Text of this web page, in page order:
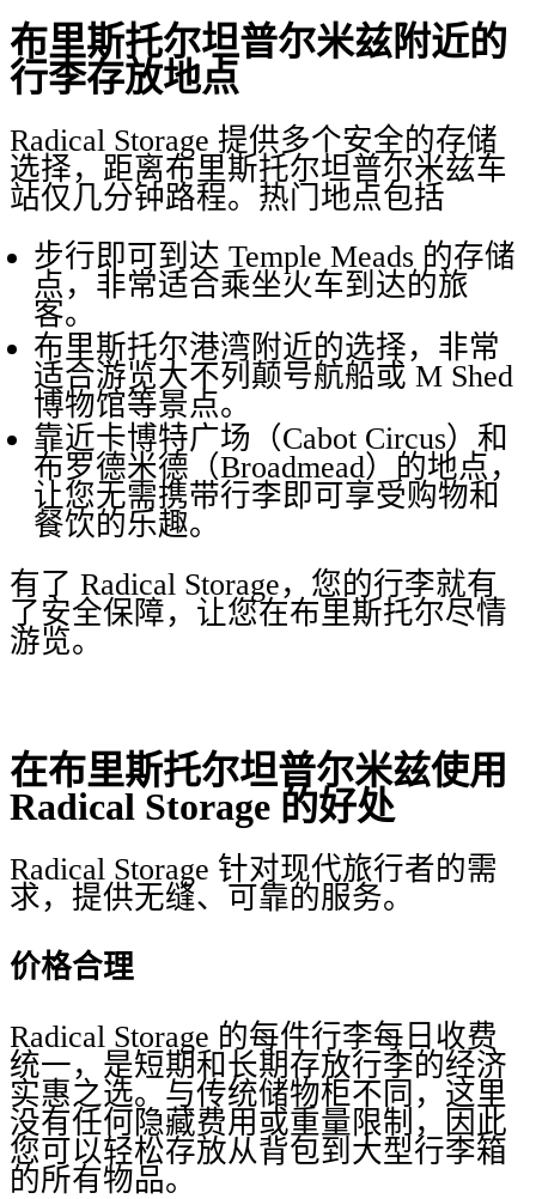
布里斯托尔坦普尔米兹附近的
行李存放地点
Radical Storage 提供多个安全的存储
选择，距离布里斯托尔坦普尔米兹车
站仅几分钟路程。热门地点包括
步行即可到达 Temple Meads 的存储
点，非常适合乘坐火车到达的旅
客。
布里斯托尔港湾附近的选择，非常
适合游览大不列颠号航船或 M Shed
博物馆等景点。
靠近卡博特广场（Cabot Circus）和
布罗德米德（Broadmead）的地点，
让您无需携带行李即可享受购物和
餐饮的乐趣。
有了 Radical Storage，您的行李就有
了安全保障，让您在布里斯托尔尽情
游览。
在布里斯托尔坦普尔米兹使用
Radical Storage 的好处
Radical Storage 针对现代旅行者的需
求，提供无缝、可靠的服务。
价格合理
Radical Storage 的每件行李每日收费
统一，是短期和长期存放行李的经济
实惠之选。与传统储物柜不同，这里
没有任何隐藏费用或重量限制，因此
您可以轻松存放从背包到大型行李箱
的所有物品。